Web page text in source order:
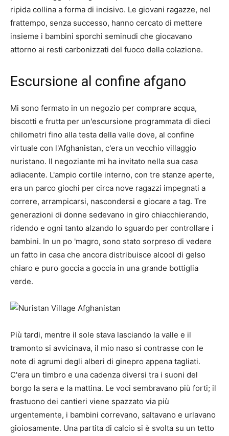
ripida collina a forma di incisivo. Le giovani ragazze, nel
frattempo, senza successo, hanno cercato di mettere
insieme i bambini sporchi seminudi che giocavano
attorno ai resti carbonizzati del fuoco della colazione.
Escursione al confine afgano
Mi sono fermato in un negozio per comprare acqua,
biscotti e frutta per un'escursione programmata di dieci
chilometri fino alla testa della valle dove, al confine
virtuale con l'Afghanistan, c'era un vecchio villaggio
nuristano. Il negoziante mi ha invitato nella sua casa
adiacente. L'ampio cortile interno, con tre stanze aperte,
era un parco giochi per circa nove ragazzi impegnati a
correre, arrampicarsi, nascondersi e giocare a tag. Tre
generazioni di donne sedevano in giro chiacchierando,
ridendo e ogni tanto alzando lo sguardo per controllare i
bambini. In un po 'magro, sono stato sorpreso di vedere
un fatto in casa che ancora distribuisce alcool di gelso
chiaro e puro goccia a goccia in una grande bottiglia
verde.
Più tardi, mentre il sole stava lasciando la valle e il
tramonto si avvicinava, il mio naso si contrasse con le
note di agrumi degli alberi di ginepro appena tagliati.
C'era un timbro e una cadenza diversi tra i suoni del
borgo la sera e la mattina. Le voci sembravano più forti; il
frastuono dei cantieri viene spazzato via più
urgentemente, i bambini correvano, saltavano e urlavano
gioiosamente. Una partita di calcio si è svolta su un tetto